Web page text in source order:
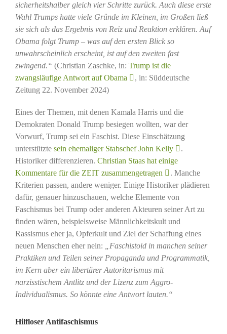
sicherheitshalber gleich vier Schritte zurück. Auch diese erste
Wahl Trumps hatte viele Gründe im Kleinen, im Großen ließ
sie sich als das Ergebnis von Reiz und Reaktion erklären. Auf
Obama folgt Trump – was auf den ersten Blick so
unwahrscheinlich erscheint, ist auf den zweiten fast
zwingend.“ (Christian Zaschke, in: Trump ist die
zwangsläufige Antwort auf Obama
, in: Süddeutsche
Zeitung 22. November 2024)
Eines der Themen, mit denen Kamala Harris und die
Demokraten Donald Trump besiegen wollten, war der
Vorwurf, Trump sei ein Faschist. Diese Einschätzung
unterstützte sein ehemaliger Stabschef John Kelly
.
Historiker differenzieren. Christian Staas hat einige
Kommentare für die ZEIT zusammengetragen
. Manche
Kriterien passen, andere weniger. Einige Historiker plädieren
dafür, genauer hinzuschauen, welche Elemente von
Faschismus bei Trump oder anderen Akteuren seiner Art zu
finden wären, beispielsweise Männlichkeitskult und
Rassismus eher ja, Opferkult und Ziel der Schaffung eines
neuen Menschen eher nein:
„Faschistoid in manchen seiner
Praktiken und Teilen seiner Propaganda und Programmatik,
im Kern aber ein libertärer Autoritarismus mit
narzisstischem Antlitz und der Lizenz zum Aggro-
Individualismus. So könnte eine Antwort lauten.“
Hilfloser Antifaschismus